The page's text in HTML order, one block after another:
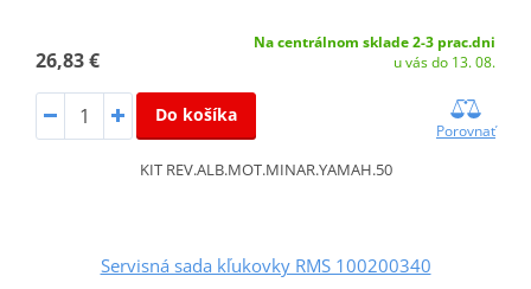
26,83 €
Na centrálnom sklade 2-3 prac.dni
u vás do 13. 08.
Do košíka
Porovnať
KIT REV.ALB.MOT.MINAR.YAMAH.50
Servisná sada kľukovky RMS 100200340